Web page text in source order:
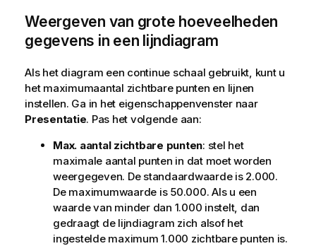
Weergeven van grote hoeveelheden
gegevens in een lijndiagram
Als het diagram een continue schaal gebruikt, kunt u
het maximumaantal zichtbare punten en lijnen
instellen. Ga in het eigenschappenvenster naar
Presentatie. Pas het volgende aan:
Max. aantal zichtbare punten: stel het
maximale aantal punten in dat moet worden
weergegeven. De standaardwaarde is 2.000.
De maximumwaarde is 50.000. Als u een
waarde van minder dan 1.000 instelt, dan
gedraagt de lijndiagram zich alsof het
ingestelde maximum 1.000 zichtbare punten is.